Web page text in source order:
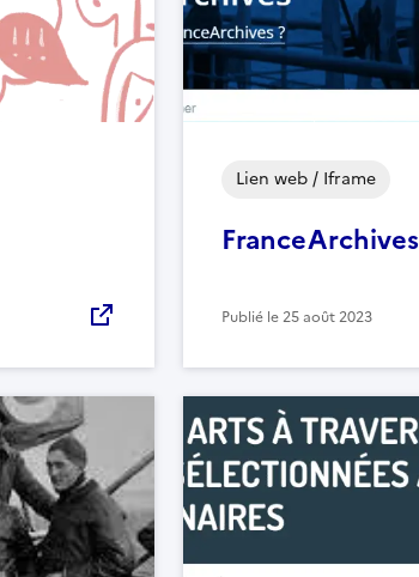
FranceArchives
Lien web / Iframe
Publié le25 août 2023